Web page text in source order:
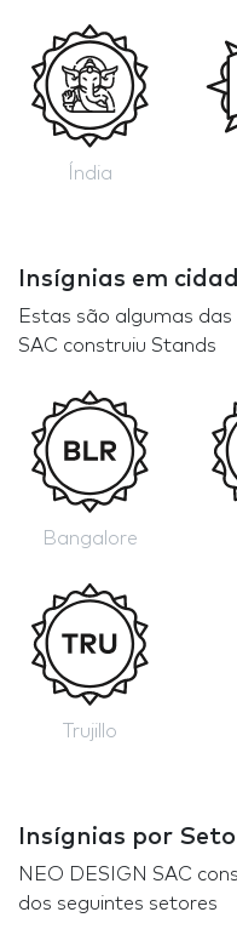
Índia
Insígnias em
Estas são algumas
SAC construiu Stands
Bangalore
Trujillo
Insígnias por
NEO DESIGN SAC
dos seguintes setores